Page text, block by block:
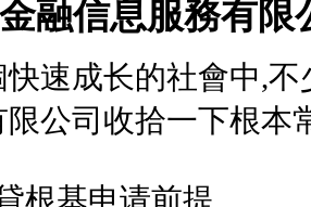
融信息服務有
速成长的社會中,
公司收拾一下根本
根基申请前提